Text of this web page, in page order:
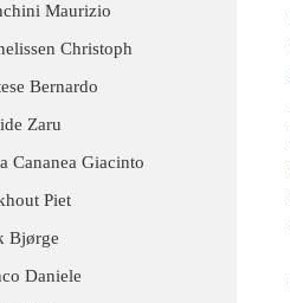
Maurizio
Christoph
Bernardo
Zaru
Cananea Giacinto
Piet
Bjørge
Daniele